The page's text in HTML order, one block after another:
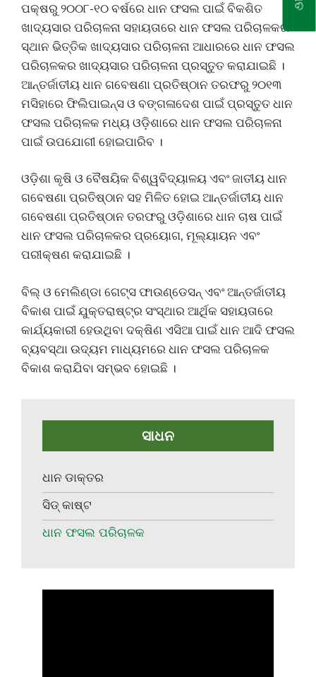
ପକ୍ଷରୁ ୨୦୦୮-୧୦ ବର୍ଷରେ ଧାନ ଫସଲ ପାଇଁ ବିକଶିତ
ଖାଦ୍ୟସାର ପରିଚାଳନା ସହାୟତାରେ ଧାନ ଫସଲ ପରିଚାଳକର
ସ୍ଥାନ ଭିତ୍ତିକ ଖାଦ୍ୟସାର ପରିଚାଳନା ଆଧାରରେ ଧାନ ଫସଲ
ପରିଚାଳକର ଖାଦ୍ୟସାର ପରିଚାଳନା ପ୍ରସ୍ତୁତ କରାଯାଇଛି ।
ଆନ୍ତର୍ଜାତୀୟ ଧାନ ଗବେଷଣା ପ୍ରତିଷ୍ଠାନ ତରଫରୁ ୨୦୧୩
ମସିହାରେ ଫିଲିପାଇନ୍ସ ଓ ବଙ୍ଗଳାଦେଶ ପାଇଁ ପ୍ରସ୍ତୁତ ଧାନ
ଫସଲ ପରିଚାଳକ ମଧ୍ୟ ଓଡ଼ିଶାରେ ଧାନ ଫସଲ ପରିଚାଳନା
ପାଇଁ ଉପଯୋଗୀ ହୋଇପାରିବ ।
ଓଡ଼ିଶା କୃଷି ଓ ବୈଷୟିକ ବିଶ୍ୱବିଦ୍ୟାଳୟ ଏବଂ ଜାତୀୟ ଧାନ
ଗବେଷଣା ପ୍ରତିଷ୍ଠାନ ସହ ମିଳିତ ହୋଇ ଆନ୍ତର୍ଜାତୀୟ ଧାନ
ଗବେଷଣା ପ୍ରତିଷ୍ଠାନ ତରଫରୁ ଓଡ଼ିଶାରେ ଧାନ ଚାଷ ପାଇଁ
ଧାନ ଫସଲ ପରିଚାଳକର ପ୍ରୟୋଗ, ମୂଲ୍ୟାୟନ ଏବଂ
ପରୀକ୍ଷଣ କରାଯାଇଛି ।
ବିଲ୍ ଓ ମେଲିଣ୍ଡା ଗେଟ୍ସ ଫାଉଣ୍ଡେସନ୍ ଏବଂ ଆନ୍ତର୍ଜାତୀୟ
ବିକାଶ ପାଇଁ ଯୁକ୍ତରାଷ୍ଟ୍ର ସଂସ୍ଥାର ଆର୍ଥିକ ସହାୟତାରେ
କାର୍ଯ୍ୟକାରୀ ହେଉଥିବା ଦକ୍ଷିଣ ଏସିଆ ପାଇଁ ଧାନ ଆଦି ଫସଲ
ବ୍ୟବସ୍ଥା ଉଦ୍ୟମ ମାଧ୍ୟମରେ ଧାନ ଫସଲ ପରିଚାଳକ
ବିକାଶ କରାଯିବା ସମ୍ଭବ ହୋଇଛି ।
ସାଧନ
ଧାନ ଡାକ୍ତର
ସିଡ୍ କାଷ୍ଟ
ଧାନ ଫସଲ ପରିଚାଳକ